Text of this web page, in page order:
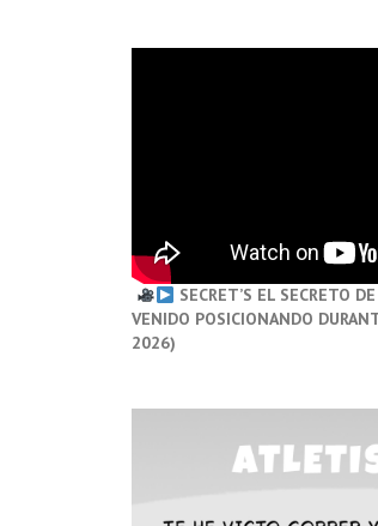
SECRET’S EL SECRETO
VENIDO POSICIONANDO
2026)